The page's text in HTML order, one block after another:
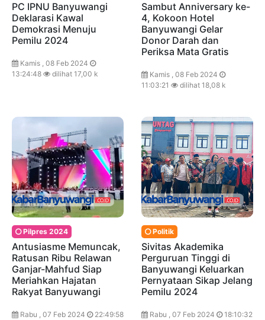
PC IPNU Banyuwangi
Deklarasi Kawal
Demokrasi Menuju
Pemilu 2024
Kamis , 08 Feb 2024
13:24:48
dilihat 17,00 k
Sambut Anniversary ke-
4, Kokoon Hotel
Banyuwangi Gelar
Donor Darah dan
Periksa Mata Gratis
Kamis , 08 Feb 2024
11:03:21
dilihat 18,08 k
Pilpres 2024
Antusiasme Memuncak,
Ratusan Ribu Relawan
Ganjar-Mahfud Siap
Meriahkan Hajatan
Rakyat Banyuwangi
Rabu , 07 Feb 2024
22:49:58
Politik
Sivitas Akademika
Perguruan Tinggi di
Banyuwangi Keluarkan
Pernyataan Sikap Jelang
Pemilu 2024
Rabu , 07 Feb 2024
18:10:32